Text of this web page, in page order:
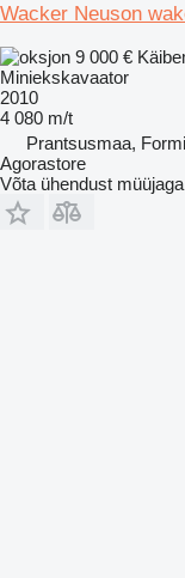
Wacker Neuson
9 000 €
Miniekskavaator
2010
4 080 m/t
Prantsusmaa,
Agorastore
Võta ühendust müüjaga